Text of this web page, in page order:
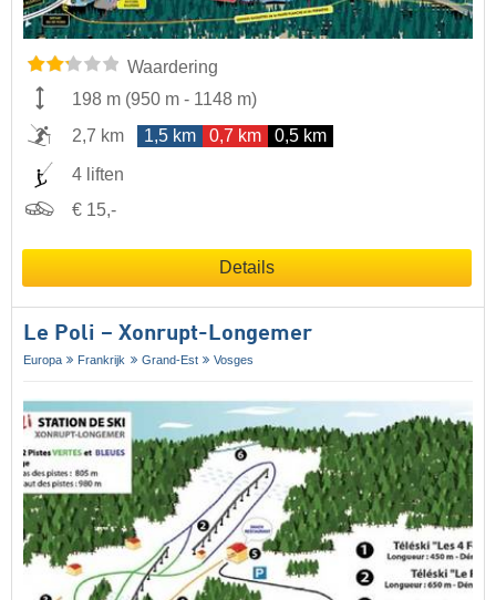
Waardering
198 m (950 m - 1148 m)
2,7 km
1,5 km 0,7 km 0,5 km
4 liften
€ 15,-
Details
Le Poli – Xonrupt-Longemer
Europa Frankrijk Grand-Est Vosges